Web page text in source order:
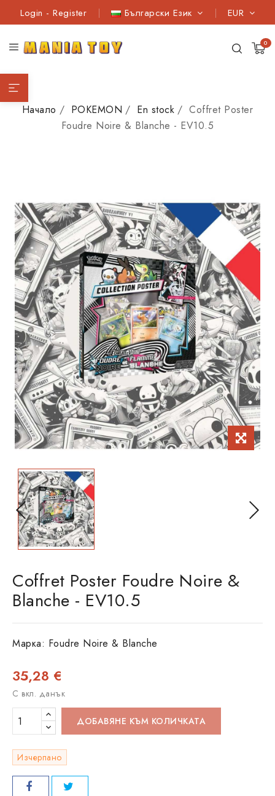
EUR
Български Език
Login - Register
0
Начало POKEMON En stock
Coffret Poster
Foudre Noire & Blanche - EV10.5
Coffret Poster Foudre Noire &
Blanche - EV10.5
Марка: Foudre Noire & Blanche
35,28 €
С вкл. данък
ДОБАВЯНЕ КЪМ КОЛИЧКАТА
Изчерпано